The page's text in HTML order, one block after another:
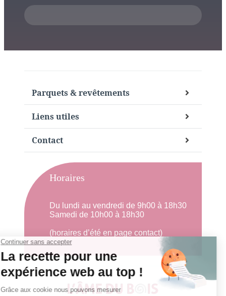
Parquets & revêtements
Liens utiles
Contact
Horaires
Du lundi au vendredi de 9h00 à 18h30
Samedi de 10h00 à 18h30
(horaires d’été en page contact)